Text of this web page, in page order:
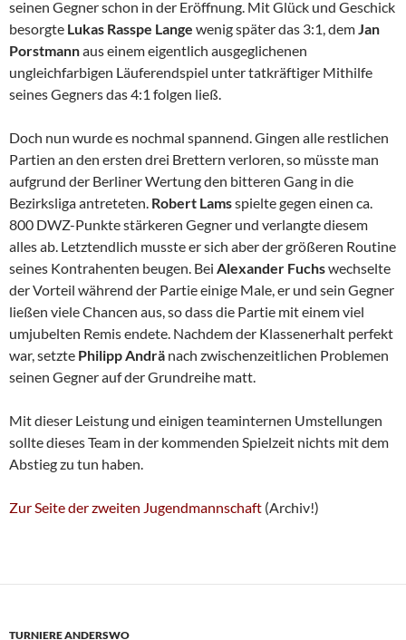
seinen Gegner schon in der Eröffnung. Mit Glück und Geschick
besorgte Lukas Rasspe Lange wenig später das 3:1, demJan
Porstmannaus einem eigentlich ausgeglichenen
ungleichfarbigen Läuferendspiel unter tatkräftiger Mithilfe
seines Gegners das 4:1 folgen ließ.
Doch nun wurde es nochmal spannend. Gingen alle restlichen
Partien an den ersten drei Brettern verloren, so müsste man
aufgrund der Berliner Wertung den bitteren Gang in die
Bezirksliga antreteten. Robert Lamsspielte gegen einen ca.
800 DWZ-Punkte stärkeren Gegner und verlangte diesem
alles ab. Letztendlich musste er sich aber der größeren Routine
seines Kontrahenten beugen. Bei Alexander Fuchswechselte
der Vorteil während der Partie einige Male, er und sein Gegner
ließen viele Chancen aus, so dass die Partie mit einem viel
umjubelten Remis endete. Nachdem der Klassenerhalt perfekt
war, setzte Philipp Andrä nach zwischenzeitlichen Problemen
seinen Gegner auf der Grundreihe matt.
Mit dieser Leistung und einigen teaminternen Umstellungen
sollte dieses Team in der kommenden Spielzeit nichts mit dem
Abstieg zu tun haben.
Zur Seite der zweiten Jugendmannschaft (Archiv!)
TURNIERE ANDERSWO